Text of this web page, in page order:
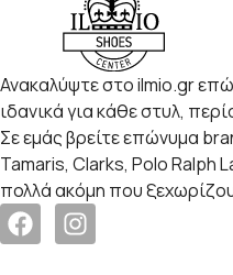
Ανακαλύψτε στο ilmio.gr
ιδανικά για κάθε στυλ,
Σε εμάς βρείτε επώνυμα
Tamaris, Clarks, Polo Ralph
πολλά ακόμη που